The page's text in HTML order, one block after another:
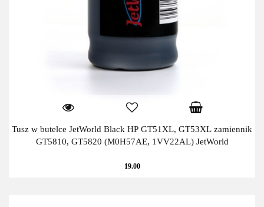
Tusz w butelce JetWorld Black HP GT51XL, GT53XL zamiennik
GT5810, GT5820 (M0H57AE, 1VV22AL) JetWorld
19.00